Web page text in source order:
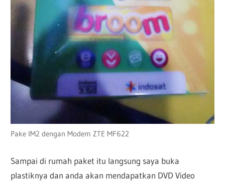
Pake IM2 dengan Modem ZTE MF622
Sampai di rumah paket itu langsung saya buka
plastiknya dan anda akan mendapatkan DVD Video